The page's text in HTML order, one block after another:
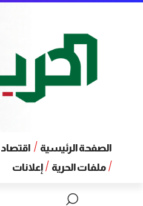
الصفحة الرئيسية اقتصاد
ملفات الحرية
إعلانات